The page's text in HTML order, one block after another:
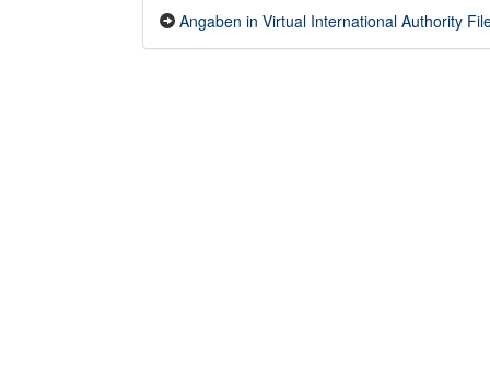
Angaben in Virtual International Authority